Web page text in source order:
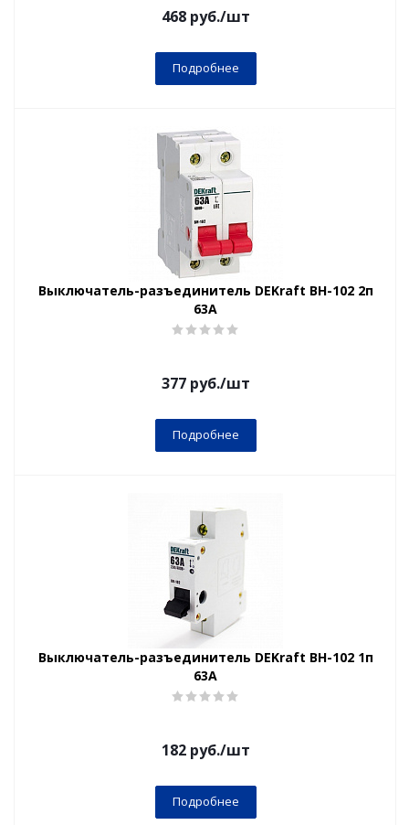
468руб./шт
Подробнее
Выключатель-разъединитель DEKraft ВН-102 2п
63А
377руб./шт
Подробнее
Выключатель-разъединитель DEKraft ВН-102 1п
63А
182руб./шт
Подробнее